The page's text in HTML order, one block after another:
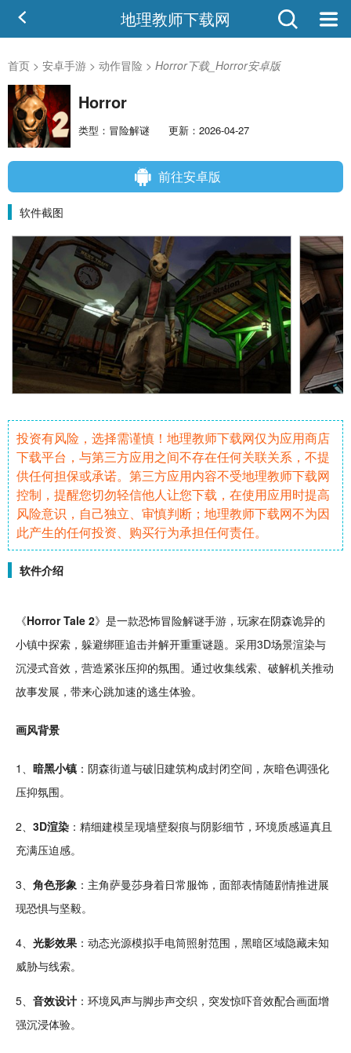
地理教师下载网
首页 > 安卓手游 > 动作冒险 > Horror下载_Horror安卓版
Horror
类型：冒险解谜 更新：2026-04-27
前往安卓版
软件截图
投资有风险，选择需谨慎！地理教师下载网仅为应用商店
下载平台，与第三方应用之间不存在任何关联关系，不提
供任何担保或承诺。第三方应用内容不受地理教师下载网
控制，提醒您切勿轻信他人让您下载，在使用应用时提高
风险意识，自己独立、审慎判断；地理教师下载网不为因
此产生的任何投资、购买行为承担任何责任。
软件介绍
《Horror Tale 2》是一款恐怖冒险解谜手游 ，玩家在阴森诡异的
小镇中探索 ， 躲避绑匪追击并解开重重谜题。采用3D场景渲染与
沉浸式音效 ，营造紧张压抑的氛围。通过收集线索、 破解机关推动
故事发展 ，带来心跳加速的逃生体验。
画风背景
1、 暗黑小镇 ：阴森街道与破旧建筑构成封闭空间 ，灰暗色调强化
压抑氛围。
2、 3D渲染 ：精细建模呈现墙壁裂痕与阴影细节，环境质感逼真且
充满压迫感。
3、 角色形象 ：主角萨曼莎身着日常服饰，面部表情随剧情推进展
现恐惧与坚毅。
4、 光影效果 ：动态光源模拟手电筒照射范围，黑暗区域隐藏未知
威胁与线索。
5、 音效设计 ：环境风声与脚步声交织，突发惊吓音效配合画面增
强沉浸体验。